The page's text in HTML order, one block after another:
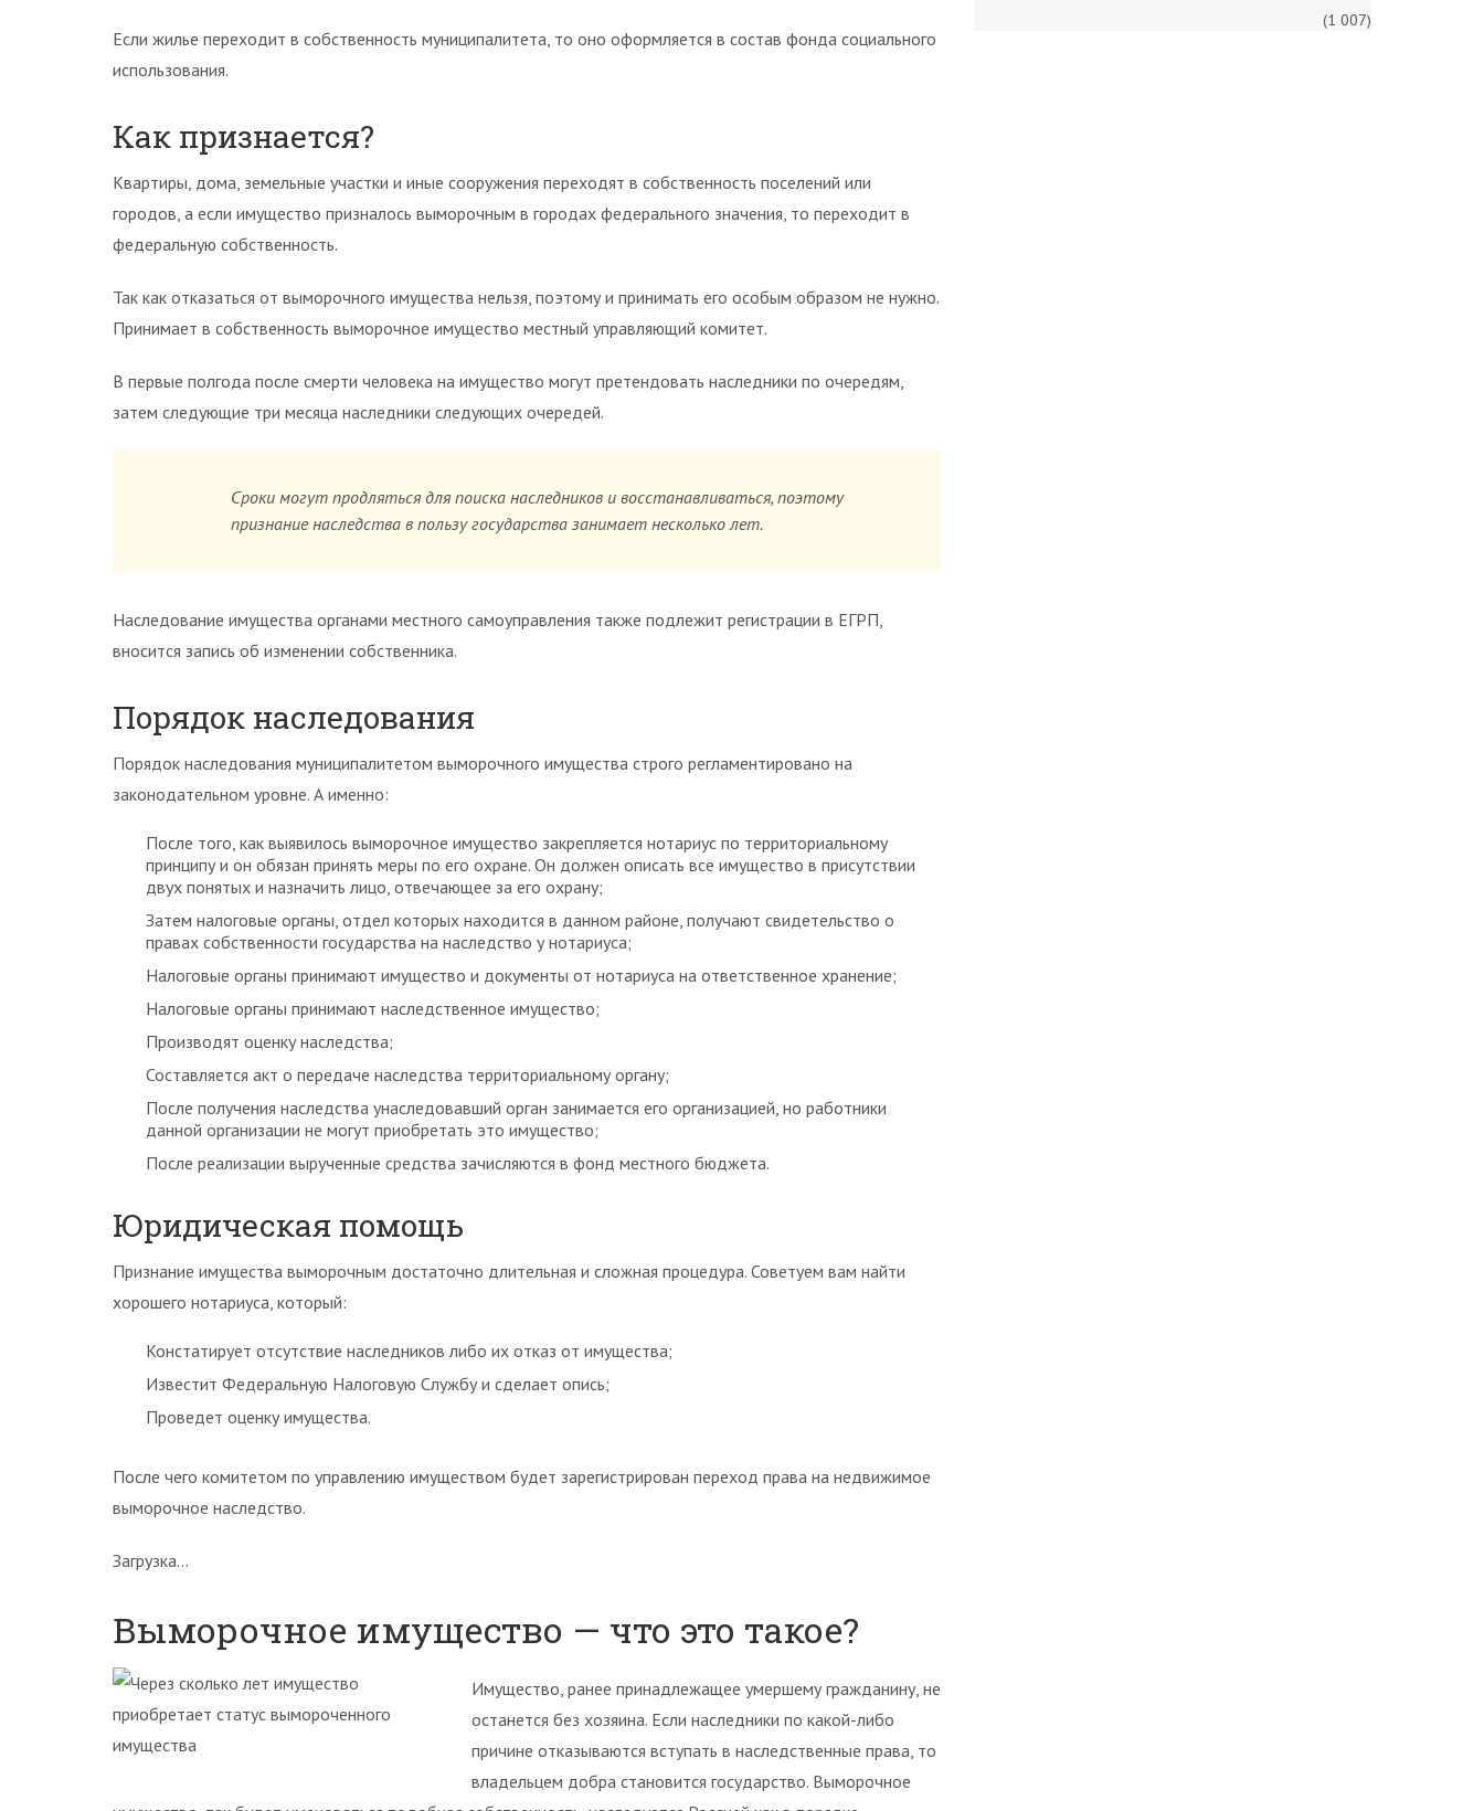
Если жилье переходит в собственность муниципалитета, то оно оформляется в состав фонда социального
использования.
Как признается?
Квартиры, дома, земельные участки и иные сооружения переходят в собственность поселений или
городов, а если имущество призналось выморочным в городах федерального значения, то переходит в
федеральную собственность.
Так как отказаться от выморочного имущества нельзя, поэтому и принимать его особым образом не нужно.
Принимает в собственность выморочное имущество местный управляющий комитет.
В первые полгода после смерти человека на имущество могут претендовать наследники по очередям,
затем следующие три месяца наследники следующих очередей.
Сроки могут продляться для поиска наследников и восстанавливаться, поэтому
признание наследства в пользу государства занимает несколько лет.
Наследование имущества органами местного самоуправления также подлежит регистрации в ЕГРП,
вносится запись об изменении собственника.
Порядок наследования
Порядок наследования муниципалитетом выморочного имущества строго регламентировано на
законодательном уровне. А именно:
После того, как выявилось выморочное имущество закрепляется нотариус по территориальному
принципу и он обязан принять меры по его охране. Он должен описать все имущество в присутствии
двух понятых и назначить лицо, отвечающее за его охрану;
Затем налоговые органы, отдел которых находится в данном районе, получают свидетельство о
правах собственности государства на наследство у нотариуса;
Налоговые органы принимают имущество и документы от нотариуса на ответственное хранение;
Налоговые органы принимают наследственное имущество;
Производят оценку наследства;
Составляется акт о передаче наследства территориальному органу;
После получения наследства унаследовавший орган занимается его организацией, но работники
данной организации не могут приобретать это имущество;
После реализации вырученные средства зачисляются в фонд местного бюджета.
Юридическая помощь
Признание имущества выморочным достаточно длительная и сложная процедура. Советуем вам найти
хорошего нотариуса, который:
Констатирует отсутствие наследников либо их отказ от имущества;
Известит Федеральную Налоговую Службу и сделает опись;
Проведет оценку имущества.
После чего комитетом по управлению имуществом будет зарегистрирован переход права на недвижимое
выморочное наследство.
Загрузка…
Выморочное имущество — что это такое?
Имущество, ранее принадлежащее умершему гражданину, не
останется без хозяина. Если наследники по какой-либо
причине отказываются вступать в наследственные права, то
владельцем добра становится государство. Выморочное
(1 007)